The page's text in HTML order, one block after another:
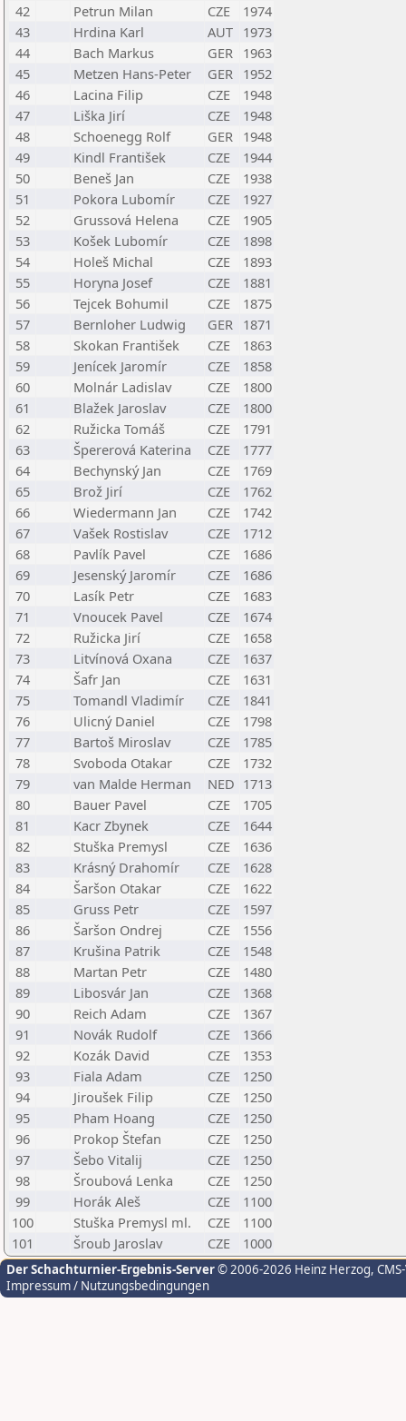
42
Petrun Milan CZE
1974
43
Hrdina Karl AUT 1973
44
Bach Markus GER 1963
45
Metzen Hans-Peter GER 1952
46
Lacina Filip CZE
1948
47
Liška Jirí CZE
1948
48
Schoenegg Rolf GER 1948
49
Kindl František CZE
1944
50
Beneš Jan CZE
1938
51
Pokora Lubomír CZE
1927
52
Grussová Helena CZE
1905
53
Košek Lubomír CZE
1898
54
Holeš Michal CZE
1893
55
Horyna Josef CZE
1881
56
Tejcek Bohumil CZE
1875
57
Bernloher Ludwig GER 1871
58
Skokan František CZE
1863
59
Jenícek Jaromír CZE
1858
60
Molnár Ladislav CZE
1800
61
Blažek Jaroslav CZE
1800
62
Ružicka Tomáš CZE
1791
63
Špererová Katerina CZE
1777
64
Bechynský Jan CZE
1769
65
Brož Jirí CZE
1762
66
Wiedermann Jan CZE
1742
67
Vašek Rostislav CZE
1712
68
Pavlík Pavel CZE
1686
69
Jesenský Jaromír CZE
1686
70
Lasík Petr CZE
1683
71
Vnoucek Pavel CZE
1674
72
Ružicka Jirí CZE
1658
73
Litvínová Oxana CZE
1637
74
Šafr Jan CZE
1631
75
Tomandl Vladimír CZE
1841
76
Ulicný Daniel CZE
1798
77
Bartoš Miroslav CZE
1785
78
Svoboda Otakar CZE
1732
79
van Malde Herman NED 1713
80
Bauer Pavel CZE
1705
81
Kacr Zbynek CZE
1644
82
Stuška Premysl CZE
1636
83
Krásný Drahomír CZE
1628
84
Šaršon Otakar CZE
1622
85
Gruss Petr CZE
1597
86
Šaršon Ondrej CZE
1556
87
Krušina Patrik CZE
1548
88
Martan Petr CZE
1480
89
Libosvár Jan CZE
1368
90
Reich Adam CZE
1367
91
Novák Rudolf CZE
1366
92
Kozák David CZE
1353
93
Fiala Adam CZE
1250
94
Jiroušek Filip CZE
1250
95
Pham Hoang CZE
1250
96
Prokop Štefan CZE
1250
97
Šebo Vitalij CZE
1250
98
Šroubová Lenka CZE
1250
99
Horák Aleš CZE
1100
100
Stuška Premysl ml. CZE
1100
101
Šroub Jaroslav CZE 1000
Der Schachturnier-Ergebnis-Server© 2006-2026 Heinz Herzog,
Impressum / Nutzungsbedingungen